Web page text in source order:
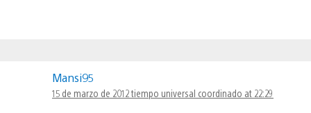
Mansi95
15 de marzo de 2012 tiempo universal coordinado at 22:29